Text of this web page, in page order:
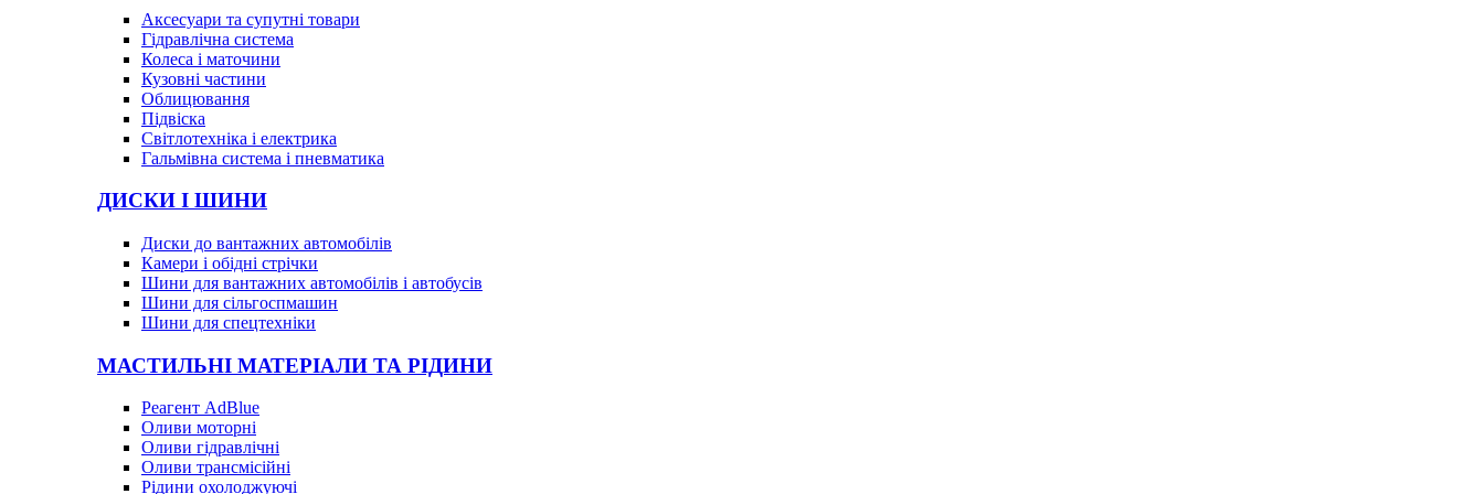
Аксесуари та супутні товари
Гідравлічна система
Колеса і маточини
Кузовні частини
Облицювання
Підвіска
Світлотехніка і електрика
Гальмівна система і пневматика
ДИСКИ І ШИНИ
Диски до вантажних автомобілів
Камери і обідні стрічки
Шини для вантажних автомобілів і автобусів
Шини для сільгоспмашин
Шини для спецтехніки
МАСТИЛЬНІ МАТЕРІАЛИ ТА РІДИНИ
Реагент AdBlue
Оливи моторні
Оливи гідравлічні
Оливи трансмісійні
Рідини охолоджуючі